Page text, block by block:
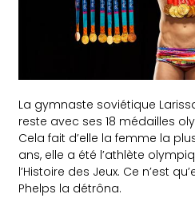
La gymnaste soviétique
reste avec ses 18 médailles
Cela fait d’elle la femme la
ans, elle a été l’athlète
l’Histoire des Jeux. Ce n’est
Phelps la détrôna.